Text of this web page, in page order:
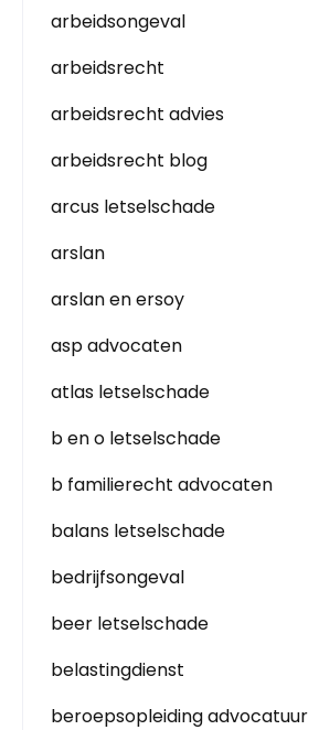
arbeidsongeval
arbeidsrecht
arbeidsrecht advies
arbeidsrecht blog
arcus letselschade
arslan
arslan en ersoy
asp advocaten
atlas letselschade
b en o letselschade
b familierecht advocaten
balans letselschade
bedrijfsongeval
beer letselschade
belastingdienst
beroepsopleiding advocatuur